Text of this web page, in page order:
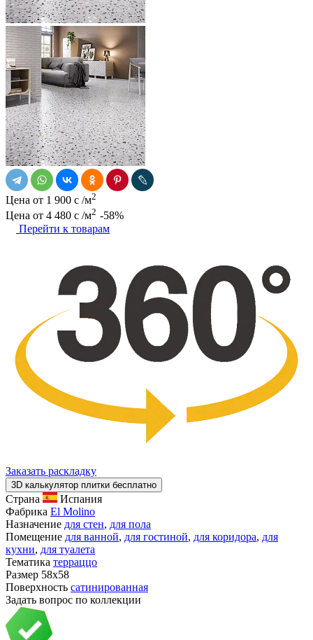
Цена от 1 900 c /м2
Цена от 4 480 c /м2 -58%
Перейти к товарам
Заказать раскладку
3D калькулятор плитки бесплатно
Страна
Испания
Фабрика El Molino
Назначение для стен, для пола
Помещение для ванной, для гостиной, для коридора, для
кухни, для туалета
Тематика терраццо
Размер 58x58
Поверхность сатинированная
Задать вопрос по коллекции